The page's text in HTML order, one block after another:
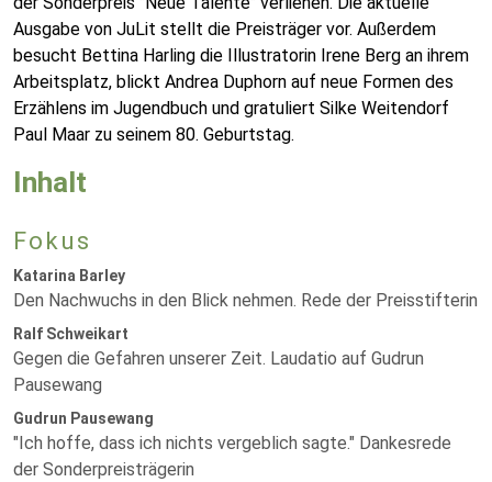
Ausgabe von JuLit stellt die Preisträger vor. Außerdem
besucht Bettina Harling die Illustratorin Irene Berg an ihrem
Arbeitsplatz, blickt Andrea Duphorn auf neue Formen des
Erzählens im Jugendbuch und gratuliert Silke Weitendorf
Paul Maar zu seinem 80. Geburtstag.
Inhalt
Fokus
Katarina Barley
Den Nachwuchs in den Blick nehmen. Rede der Preisstifterin
Ralf Schweikart
Gegen die Gefahren unserer Zeit. Laudatio auf Gudrun
Pausewang
Gudrun Pausewang
"Ich hoffe, dass ich nichts vergeblich sagte." Dankesrede
der Sonderpreisträgerin